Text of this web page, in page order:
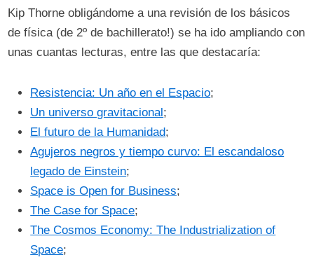
Kip Thorne obligándome a una revisión de los básicos
de física (de 2º de bachillerato!) se ha ido ampliando con
unas cuantas lecturas, entre las que destacaría:
Resistencia: Un año en el Espacio;
Un universo gravitacional;
El futuro de la Humanidad;
Agujeros negros y tiempo curvo: El escandaloso
legado de Einstein;
Space is Open for Business;
The Case for Space;
The Cosmos Economy: The Industrialization of
Space;